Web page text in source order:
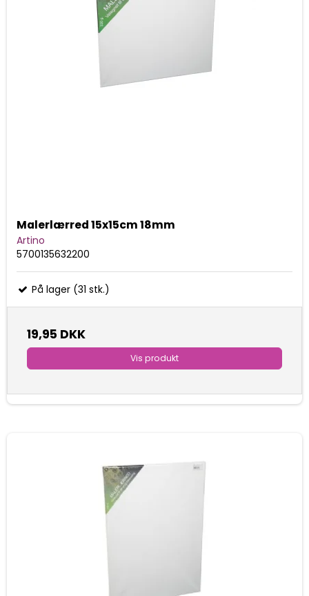
Malerlærred 15x15cm 18mm
Artino
5700135632200
På lager (31 stk.)
19,95 DKK
Vis produkt